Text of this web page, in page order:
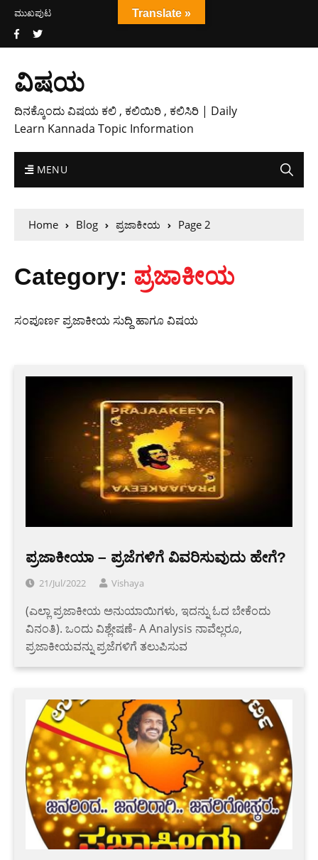
ಮುಖಪುಟ
ವಿಷಯ
ದಿನಕ್ಕೊಂದು ವಿಷಯ ಕಲಿ , ಕಲಿಯಿರಿ , ಕಲಿಸಿರಿ | Daily
Learn Kannada Topic Information
MENU
Home Blog ಪ್ರಜಾಕೀಯ Page 2
Category: ಪ್ರಜಾಕೀಯ
ಸಂಪೂರ್ಣ ಪ್ರಜಾಕೀಯ ಸುದ್ದಿ ಹಾಗೂ ವಿಷಯ
ಪ್ರಜಾಕೀಯಾ – ಪ್ರಜೆಗಳಿಗೆ ವಿವರಿಸುವುದು ಹೇಗೆ?
21/Jul/2022 Vishaya
(ಎಲ್ಲಾ ಪ್ರಜಾಕೀಯ ಅನುಯಾಯಿಗಳು, ಇದನ್ನು ಓದ ಬೇಕೆಂದು
ವಿನಂತಿ). ಒಂದು ವಿಶ್ಲೇಷಣೆ- A Analysis ನಾವೆಲ್ಲರೂ,
ಪ್ರಜಾಕೀಯವನ್ನು ಪ್ರಜೆಗಳಿಗೆ ತಲುಪಿಸುವ
Translate »